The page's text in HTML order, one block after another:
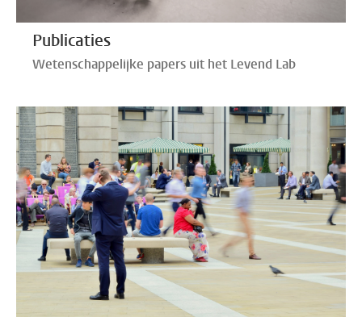
Publicaties
Wetenschappelijke papers uit het Levend Lab